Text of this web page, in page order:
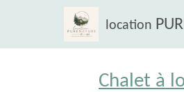
contenu
location
Chalet à